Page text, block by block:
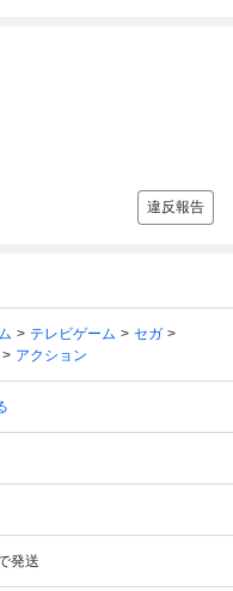
違反報告
テレビゲーム
セガ
アクション
発送